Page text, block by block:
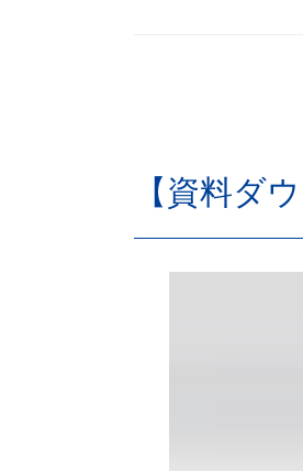
【資料ダ